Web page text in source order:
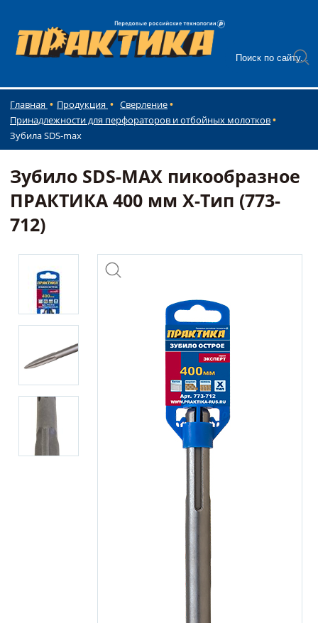
Главная Продукция
Сверление
Принадлежности для перфораторов и отбойных молотков
Зубила SDS-max
Зубило SDS-MAX пикообразное
ПРАКТИКА 400 мм X-Tип (773-
712)